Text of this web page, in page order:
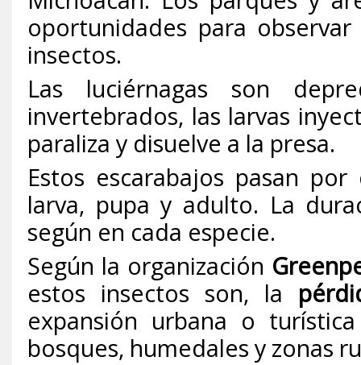
oportunidades para
insectos.
Las luciérnagas son
invertebrados, las larvas
paraliza y disuelve a la presa.
Estos escarabajos pasan
larva, pupa y adulto. La
según en cada especie.
Según la organización
estos insectos son, la
expansión urbana o
bosques, humedales y zonas